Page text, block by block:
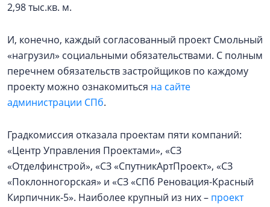
2,98 тыс.кв. м.
И, конечно, каждый согласованный проект Смольный
«нагрузил» социальными обязательствами. С полным
перечнем обязательств застройщиков по каждому
проекту можно ознакомиться на сайте
администрации СПб.
Градкомиссия отказала проектам пяти компаний:
«Центр Управления Проектами», «СЗ
«Отделфинстрой», «СЗ «СпутникАртПроект», «СЗ
«Поклонногорская» и «СЗ «СПб Реновация-Красный
Кирпичник-5». Наиболее крупный из них – проект